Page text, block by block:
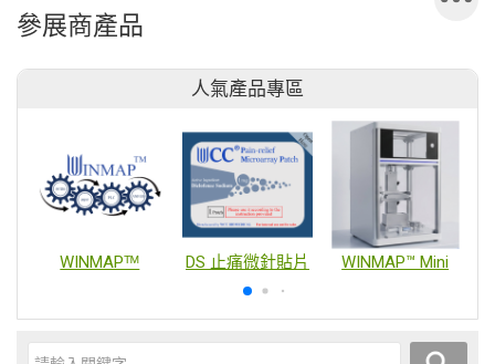
參展商產品
人氣產品專區
WINMAPᵀᴹ DS 止痛微針貼片 WINMAP™ Mini